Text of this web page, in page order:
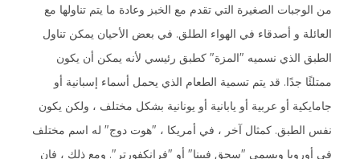
من الوجبات الصغيرة التي تقدم مع الخبز وعادة ما يتم تناولها مع
العائلة و أصدقاء في الهواء الطلق. في بعض الأحيان يمكن تناول
الطبق الذي نسميه "المزة" كطبق رئيسي لأنه يمكن أن يكون
ممتلئًا جدًا. قد يتم تسمية الطعام الذي يحمل أسماء إسبانية أو
جامايكية أو عربية أو يابانية أو يونانية بشكل مختلف ، ولكن يكون
نفس الطبق. كمثال آخر ، في أمريكا ، "هوت دوج" له اسم مختلف
في أوروبا ويسمى "سجق فيينا" أو "فرانكفورتر". ومع ذلك ، فإن